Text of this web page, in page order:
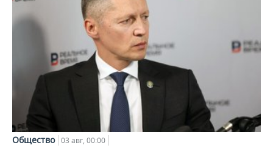
Общество 03 авг, 00:00